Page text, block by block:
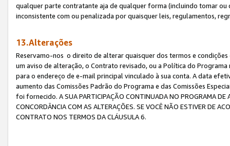
qualquer parte contratante aja de qualquer forma (incluindo tomar ou
inconsistente com ou penalizada por quaisquer leis, regulamentos,
13.Alterações
Reservamo-nos o direito de alterar quaisquer dos termos e
um aviso de alteração, o Contrato revisado, ou a Política do
para o endereço de e-mail principal vinculado à sua conta. A data
aumento das Comissões Padrão do Programa e das Comissões
foi fornecido. A SUA PARTICIPAÇÃO CONTINUADA NO PROGRAMA DE
CONCORDÂNCIA COM AS ALTERAÇÕES. SE VOCÊ NÃO ESTIVER DE
CONTRATO NOS TERMOS DA CLÁUSULA 6.